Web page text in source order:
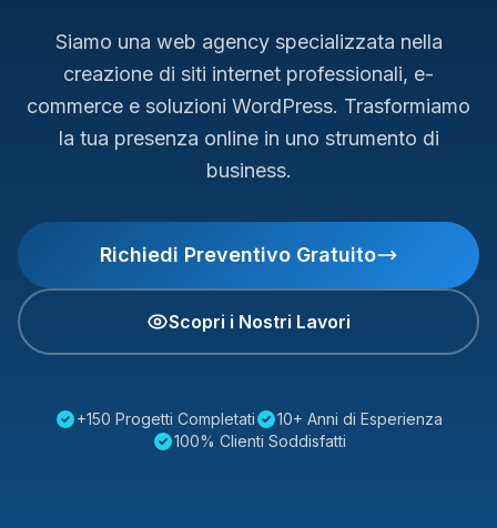
Siamo una web agency specializzata nella
creazione di siti internet professionali, e-
commerce e soluzioni WordPress. Trasformiamo
la tua presenza online in uno strumento di
business.
Richiedi Preventivo Gratuito
Scopri i Nostri Lavori
+150 Progetti Completati
10+ Anni di Esperienza
100% Clienti Soddisfatti